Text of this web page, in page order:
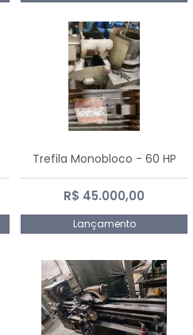
Trefila Monobloco - 60 HP
R$ 45.000,00
Lançamento